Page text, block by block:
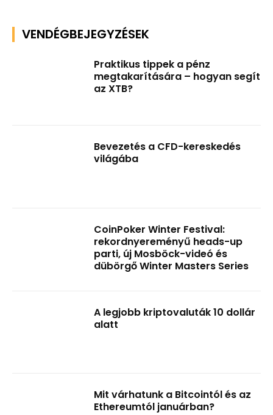
VENDÉGBEJEGYZÉSEK
Praktikus tippek a pénz
megtakarítására – hogyan segít
az XTB?
Bevezetés a CFD-kereskedés
világába
CoinPoker Winter Festival:
rekordnyereményű heads-up
parti, új Mosböck-videó és
dübörgő Winter Masters Series
A legjobb kriptovaluták 10 dollár
alatt
Mit várhatunk a Bitcointól és az
Ethereumtól januárban?